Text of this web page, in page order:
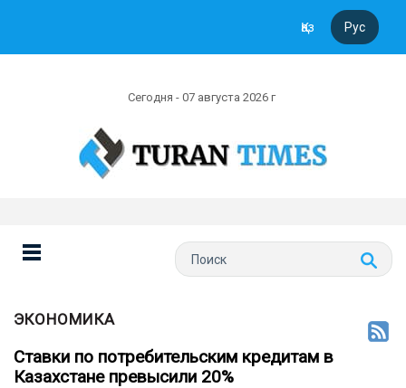
Қаз Рус
Сегодня - 07 августа 2026 г
ЭКОНОМИКА
Ставки по потребительским кредитам в
Казахстане превысили 20%